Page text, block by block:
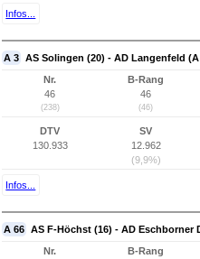
Infos...
A 3 AS Solingen (20) - AD Langenfeld (A
Nr.
46
(238)
B-Rang
46
(46)
DTV
130.933
SV
12.962
(9,9%)
Infos...
A 66 AS F-Höchst (16) - AD Eschborner
Nr.
B-Rang